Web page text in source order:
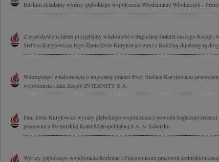
Bliskim składamy wyrazy głębokiego współczucia Włodzimierz Włodarczyk -
Z prawdziwym żalem przyjęliśmy wiadomość o tragicznej śmierci naszego Kolegi,
Stefana Kuryłowicza Jego Żonie Ewie Kuryłowicz wraz z Rodziną składamy tą
Wstrząśnięci wiadomością o tragicznej śmierci Prof. Stefana Kuryłowicza
współczucia i żalu Zespół INTERNITY S.A.
Pani Ewie Kuryłowicz wyrazy głębokiego współczucia z powodu tragicznej śmierci
pracownicy Pomorskiej Kolei Metropolitalnej S.A. w Gdańsku
Wyrazy głębokiego współczucia Rodzinie i Pracownikom pracowni